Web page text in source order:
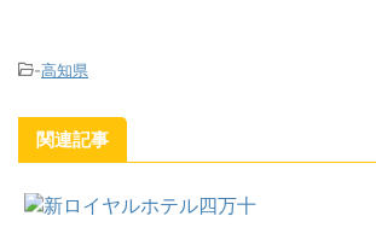
-高知県
関連記事